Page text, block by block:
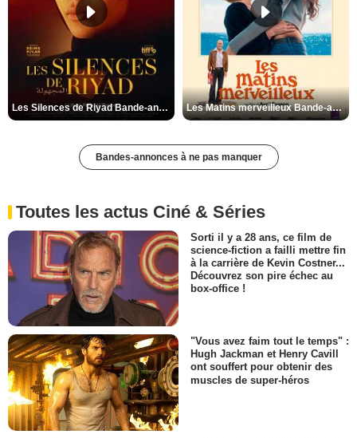
Les Silences de Riyad Bande-annonce VO STFR Les Matins merveilleux Bande-annonce VF
Bandes-annonces à ne pas manquer
Toutes les actus Ciné & Séries
Sorti il y a 28 ans, ce film de
science-fiction a failli mettre fin
à la carrière de Kevin Costner...
Découvrez son pire échec au
box-office !
"Vous avez faim tout le temps" :
Hugh Jackman et Henry Cavill
ont souffert pour obtenir des
muscles de super-héros